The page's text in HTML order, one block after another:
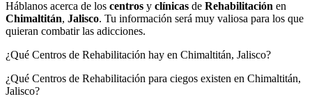
Háblanos acerca de los centros y clínicas de Rehabilitación en
Chimaltitán, Jalisco. Tu información será muy valiosa para los que
quieran combatir las adicciones.
¿Qué Centros de Rehabilitación hay en Chimaltitán, Jalisco?
¿Qué Centros de Rehabilitación para ciegos existen en Chimaltitán,
Jalisco?